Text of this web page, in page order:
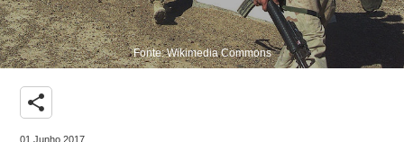
Fonte: Wikimedia Commons
share
01 Junho 2017